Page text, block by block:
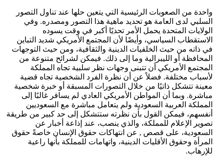
واحدة من الصعوبات الرئيسية التي يتعين حلها عند تناول التصور
السلبي لدى العامة هو تحديد ماهية هذا التصور ومصدره. وفي
الولايات المتحدة يحمل الأمر تحديًا أكبر في وقت يسوده
الاستقطاب السياسي، وأيضًا لأن المجتمع الأمريكي شديد التباين
في ذاته من حيث الخلفيات الدينية والثقافية، ومن حيث التوجهات
المحافظة أو الليبرالية وما إلى ذلك. فيمكن لشرائح متنوعة من
المجتمع الأمريكي أن تتبنى وجهات نظر سلبية تجاه المملكة
لأسباب مختلفة. فضلاً عن أن نظرة الفرد الشخصية تجاه قضية
معينة تتشكل ذاتيًا من خلال التصورات المسبقة أو خبرة شخصية
مباشرة. وبما أن المواطن الأمريكي العادي لم يسافر غالبًا إلى
المملكة العربية السعودية ولم يتعامل مباشرة مع السعوديين
أنفسهم، فيمكن القول بأن نظرته ستتشكل إلى حد كبير من طريقة
تصوير الإعلام للمملكة، والذي ينصب، عند إذاعة أخبار عن
السعودية، على قصص , عن انتهاكات حقوق الإنسان خاصةً حقوق
المرأة وحقوق الأقليات الدينية، واتهامات للمملكة بأنها راعية
للإرهاب.